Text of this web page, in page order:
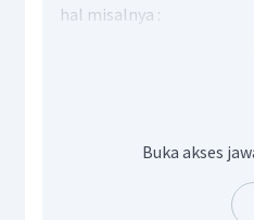
hal misalnya :
sisi aktifnya, Agar
perbandingan
banyak, reaksi
substrat yang tak
Buka akses